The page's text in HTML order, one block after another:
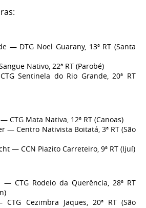
— DTG Noel Guarany, 13ª RT (Santa
Nativo, 22ª RT (Parobé)
Sentinela do Rio Grande, 20ª RT
CTG Mata Nativa, 12ª RT (Canoas)
— Centro Nativista Boitatá, 3ª RT (São
— CCN Piazito Carreteiro, 9ª RT (Ijuí)
— CTG Rodeio da Querência, 28ª RT
Cezimbra Jaques, 20ª RT (São